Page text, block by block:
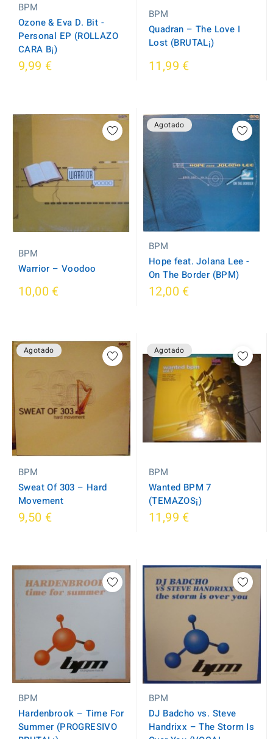
BPM
Ozone & Eva D. Bit -
Personal EP (ROLLAZO
CARA B¡)
9,99 €
BPM
Quadran ‎– The Love I
Lost (BRUTAL¡)
11,99 €
BPM
Warrior ‎– Voodoo
10,00 €
Agotado
BPM
Hope feat. Jolana Lee -
On The Border (BPM)
12,00 €
Agotado
BPM
Sweat Of 303 ‎– Hard
Movement
9,50 €
Agotado
BPM
Wanted BPM 7
(TEMAZOS¡)
11,99 €
BPM
Hardenbrook ‎– Time For
Summer (PROGRESIVO
BPM
DJ Badcho vs. Steve
Handrixx ‎– The Storm Is